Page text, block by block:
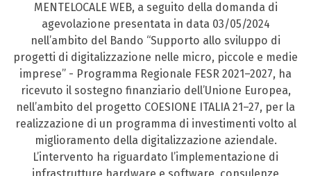
MENTELOCALE WEB, a seguito della domanda di
agevolazione presentata in data 03/05/2024
nell’ambito del Bando “Supporto allo sviluppo di
progetti di digitalizzazione nelle micro, piccole e medie
imprese” - Programma Regionale FESR 2021–2027, ha
ricevuto il sostegno finanziario dell’Unione Europea,
nell’ambito del progetto COESIONE ITALIA 21–27, per la
realizzazione di un programma di investimenti volto al
miglioramento della digitalizzazione aziendale.
L’intervento ha riguardato l’implementazione di